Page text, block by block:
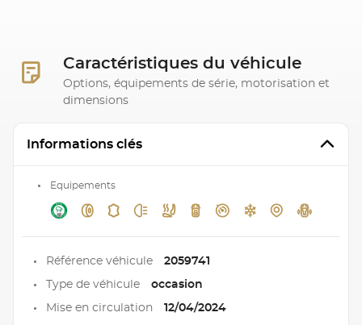
Caractéristiques du véhicule
Options, équipements de série, motorisation et
dimensions
Informations clés
Equipements
Référence véhicule 2059741
Type de véhicule occasion
Mise en circulation 12/04/2024